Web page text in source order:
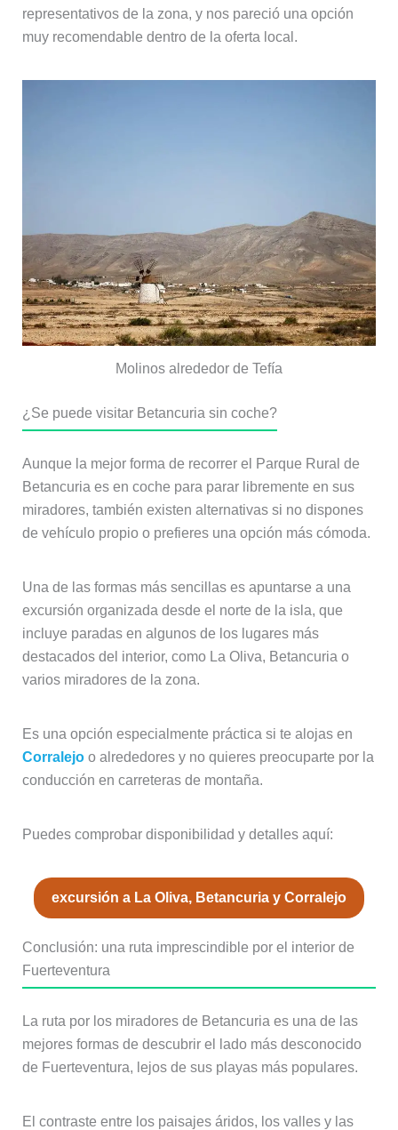
representativos de la zona, y nos pareció una opción
muy recomendable dentro de la oferta local.
Molinos alrededor de Tefía
¿Se puede visitar Betancuria sin coche?
Aunque la mejor forma de recorrer el Parque Rural de
Betancuria es en coche para parar libremente en sus
miradores, también existen alternativas si no dispones
de vehículo propio o prefieres una opción más cómoda.
Una de las formas más sencillas es apuntarse a una
excursión organizada desde el norte de la isla, que
incluye paradas en algunos de los lugares más
destacados del interior, como La Oliva, Betancuria o
varios miradores de la zona.
Es una opción especialmente práctica si te alojas en
Corralejoo alrededores y no quieres preocuparte por la
conducción en carreteras de montaña.
Puedes comprobar disponibilidad y detalles aquí:
excursión a La Oliva, Betancuria y Corralejo
Conclusión: una ruta imprescindible por el interior de
Fuerteventura
La ruta por los miradores de Betancuria es una de las
mejores formas de descubrir el lado más desconocido
de Fuerteventura, lejos de sus playas más populares.
El contraste entre los paisajes áridos, los valles y las